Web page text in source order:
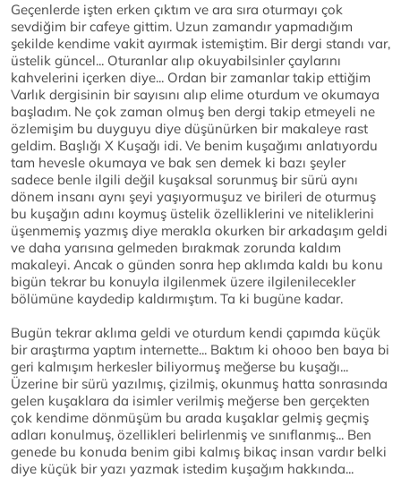
Geçenlerde işten erken çıktım ve ara sıra oturmayı çok
sevdiğim bir cafeye gittim. Uzun zamandır yapmadığım
şekilde kendime vakit ayırmak istemiştim. Bir dergi standı var,
üstelik güncel... Oturanlar alıp okuyabilsinler çaylarını
kahvelerini içerken diye... Ordan bir zamanlar takip ettiğim
Varlık dergisinin bir sayısını alıp elime oturdum ve okumaya
başladım. Ne çok zaman olmuş ben dergi takip etmeyeli ne
özlemişim bu duyguyu diye düşünürken bir makaleye rast
geldim. Başlığı X Kuşağı idi. Ve benim kuşağımı anlatıyordu
tam hevesle okumaya ve bak sen demek ki bazı şeyler
sadece benle ilgili değil kuşaksal sorunmuş bir sürü aynı
dönem insanı aynı şeyi yaşıyormuşuz ve birileri de oturmuş
bu kuşağın adını koymuş üstelik özelliklerini ve niteliklerini
üşenmemiş yazmış diye merakla okurken bir arkadaşım geldi
ve daha yarısına gelmeden bırakmak zorunda kaldım
makaleyi. Ancak o günden sonra hep aklımda kaldı bu konu
bigün tekrar bu konuyla ilgilenmek üzere ilgilenilecekler
bölümüne kaydedip kaldırmıştım. Ta ki bugüne kadar.
Bugün tekrar aklıma geldi ve oturdum kendi çapımda küçük
bir araştırma yaptım internette... Baktım ki ohooo ben baya bi
geri kalmışım herkesler biliyormuş meğerse bu kuşağı...
Üzerine bir sürü yazılmış, çizilmiş, okunmuş hatta sonrasında
gelen kuşaklara da isimler verilmiş meğerse ben gerçekten
çok kendime dönmüşüm bu arada kuşaklar gelmiş geçmiş
adları konulmuş, özellikleri belirlenmiş ve sınıflanmış... Ben
genede bu konuda benim gibi kalmış bikaç insan vardır belki
diye küçük bir yazı yazmak istedim kuşağım hakkında...